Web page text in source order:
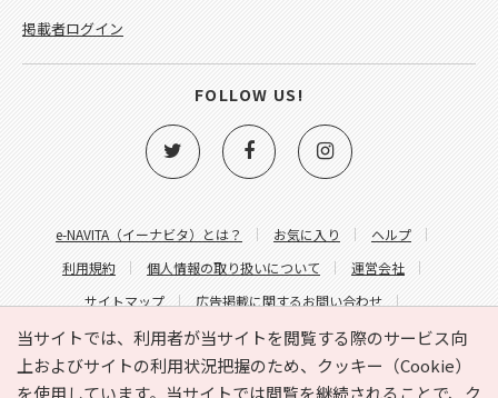
当サイトでは、利用者が当サイトを閲覧する際のサービス向
上およびサイトの利用状況把握のため、クッキー（Cookie）
を使用しています。当サイトでは閲覧を継続されることで、ク
e-NAVITA（イーナビタ）とは？ お気に入り
ヘルプ
利用規約
個人情報の取り扱いについて
運営会社
サイトマップ
広告掲載に関するお問い合わせ
サイトの内容に関するお問い合わせ
掲載者ログイン
FOLLOW US!